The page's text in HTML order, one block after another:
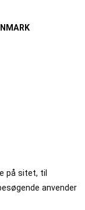
på sitet, til
anvender